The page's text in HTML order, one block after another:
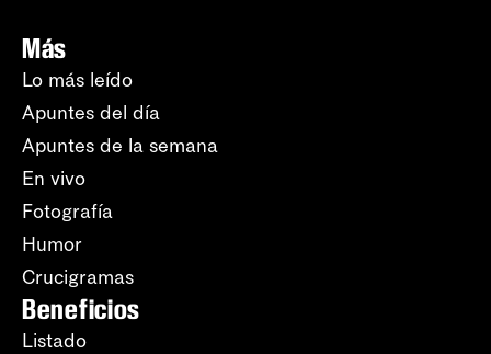
Más
Lo más leído
Apuntes del día
Apuntes de la semana
En vivo
Fotografía
Humor
Crucigramas
Beneficios
Listado